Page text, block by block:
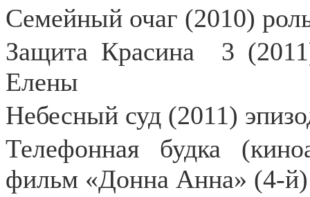
Семейный очаг (2010)
Защита Красина
3
Елены
Небесный суд (2011)
Телефонная будка
фильм «Донна Анна» (4-й)